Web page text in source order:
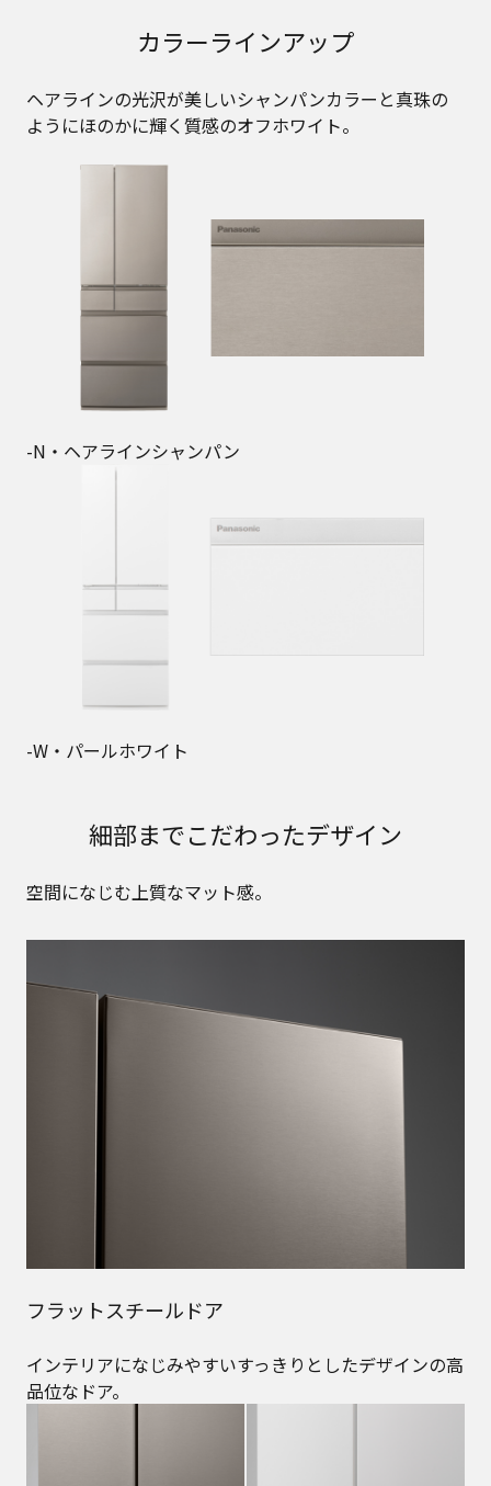
カラーラインアップ
ヘアラインの光沢が美しいシャンパンカラーと真珠の
ようにほのかに輝く質感のオフホワイト。
-N・ヘアラインシャンパン
-W・パールホワイト
細部までこだわったデザイン
空間になじむ上質なマット感。
フラットスチールドア
インテリアになじみやすいすっきりとしたデザインの高
品位なドア。